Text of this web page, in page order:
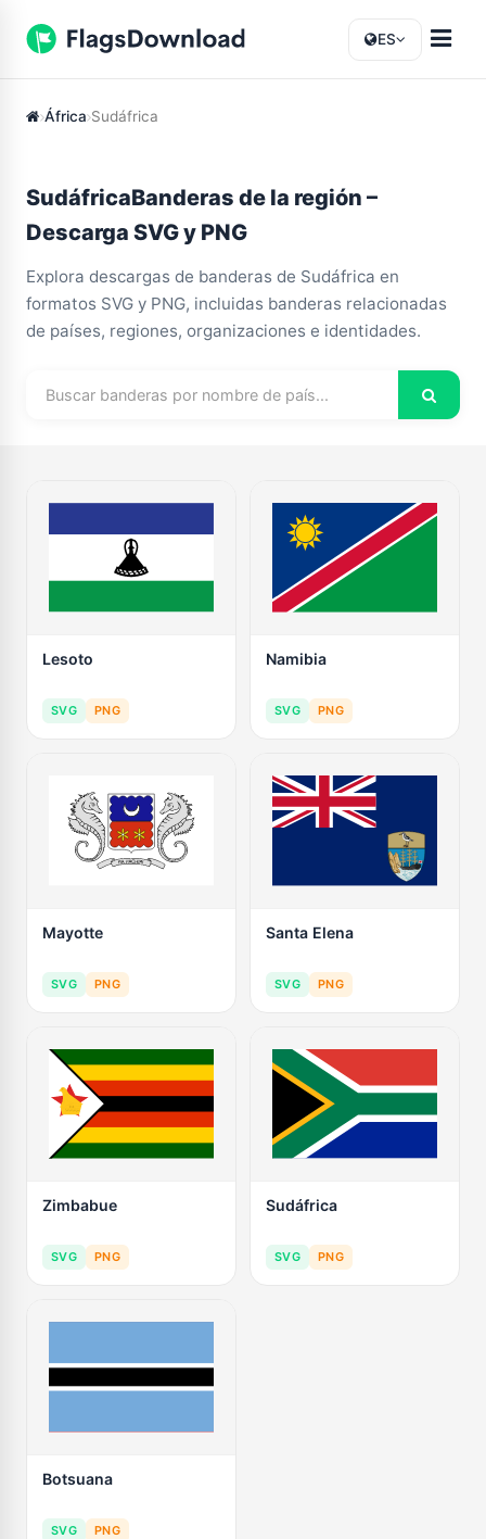
ES
África Sudáfrica
SudáfricaBanderas de la región –
Descarga SVG y PNG
Explora descargas de banderas de Sudáfrica en
formatos SVG y PNG, incluidas banderas relacionadas
de países, regiones, organizaciones e identidades.
Lesoto
SVG PNG
Namibia
SVG PNG
Mayotte
SVG PNG
Santa Elena
SVG PNG
Zimbabue
SVG PNG
Sudáfrica
SVG PNG
Botsuana
SVG PNG